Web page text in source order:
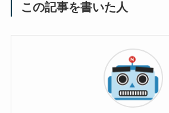
この記事を書いた人